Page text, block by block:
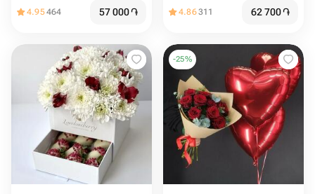
4.95464 57 000֏ 4.86311 62 700֏
-25%